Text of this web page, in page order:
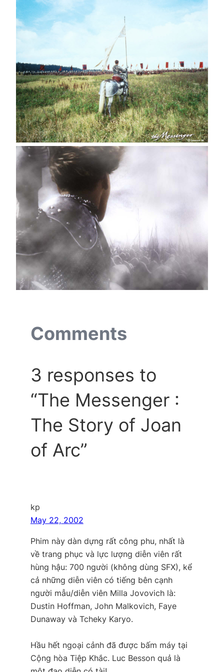
Comments
3 responses to
“The Messenger :
The Story of Joan
of Arc”
kp
May 22, 2002
Phim này dàn dựng rất công phu, nhất là
về trang phục và lực lượng diễn viên rất
hùng hậu: 700 người (không dùng SFX), kể
cả những diễn viên có tiếng bên cạnh
người mẫu/diễn viên Milla Jovovich là:
Dustin Hoffman, John Malkovich, Faye
Dunaway và Tcheky Karyo.
Hầu hết ngoại cảnh đã được bấm máy tại
Cộng hòa Tiệp Khắc. Luc Besson quả là